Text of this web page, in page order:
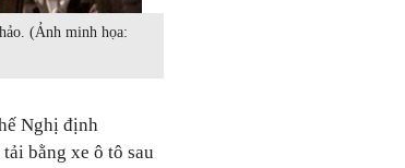
(Ảnh minh họa:
Nghị định
bằng xe ô tô sau